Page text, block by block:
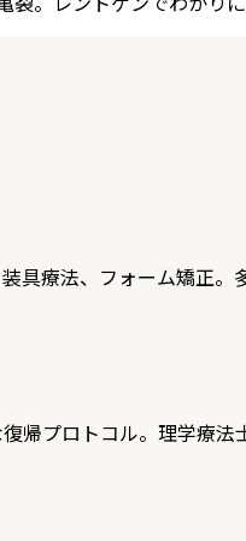
具療法、フォーム矯正
帰プロトコル。理学療